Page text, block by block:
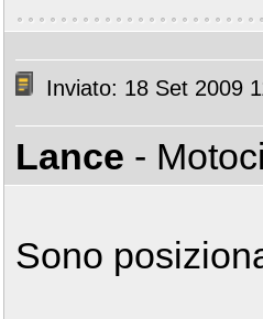
Inviato: 18 Set 2009
Lance -
Sono